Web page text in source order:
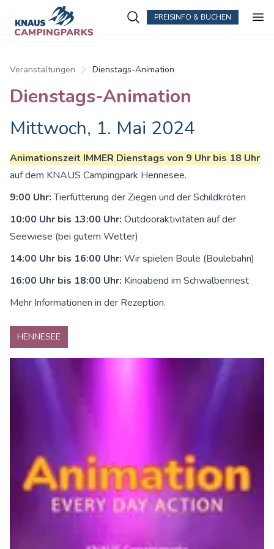
PREISINFO & BUCHEN
Veranstaltungen Dienstags-Animation
Dienstags-Animation
Mittwoch, 1. Mai 2024
Animationszeit IMMER Dienstags von 9 Uhr bis 18 Uhr
auf dem KNAUS Campingpark Hennesee.
9:00 Uhr:Tierfütterung der Ziegen und der Schildkröten
10:00 Uhr bis 13:00 Uhr: Outdooraktivitäten auf der
Seewiese (bei gutem Wetter)
14:00 Uhr bis 16:00 Uhr: Wir spielen Boule (Boulebahn)
16:00 Uhr bis 18:00 Uhr: Kinoabend im Schwalbennest
Mehr Informationen in der Rezeption.
HENNESEE